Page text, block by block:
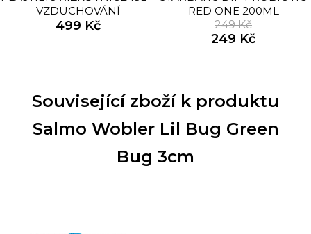
VZDUCHOVÁNÍ
499 Kč
RED ONE 200ML
249 Kč
249 Kč
Související zboží k produktu
Salmo Wobler Lil Bug Green
Bug 3cm